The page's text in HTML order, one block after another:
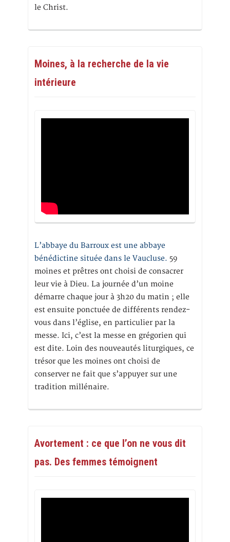
le Christ.
Moines, à la recherche de la vie
intérieure
L’abbaye du Barroux est une abbaye
bénédictine située dans le Vaucluse. 59
moines et prêtres ont choisi de consacrer
leur vie à Dieu. La journée d’un moine
démarre chaque jour à 3h20 du matin ; elle
est ensuite ponctuée de différents rendez-
vous dans l’église, en particulier par la
messe. Ici, c’est la messe en grégorien qui
est dite. Loin des nouveautés liturgiques, ce
trésor que les moines ont choisi de
conserver ne fait que s’appuyer sur une
tradition millénaire.
Avortement : ce que l’on ne vous dit
pas. Des femmes témoignent